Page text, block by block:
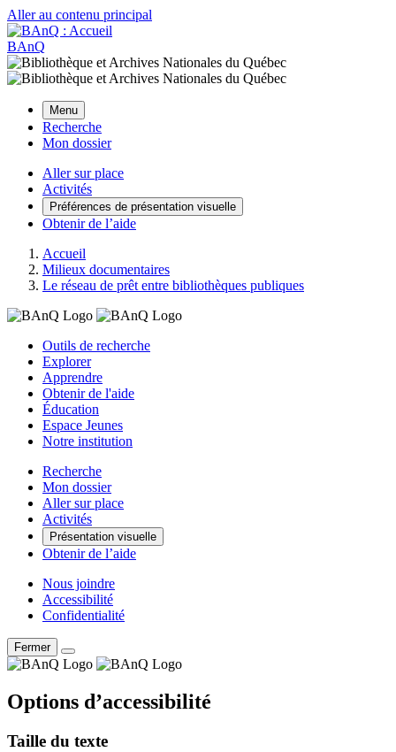
Aller au contenu principal
BAnQ
Menu
Recherche
Mon dossier
Aller sur place
Activités
Préférences de présentation visuelle
Obtenir de l’aide
Accueil
Milieux documentaires
Le réseau de prêt entre bibliothèques publiques
Outils de recherche
Explorer
Apprendre
Obtenir de l'aide
Éducation
Espace Jeunes
Notre institution
Recherche
Mon dossier
Aller sur place
Activités
Présentation visuelle
Obtenir de l’aide
Nous joindre
Accessibilité
Confidentialité
Fermer
Options d’accessibilité
Taille du texte